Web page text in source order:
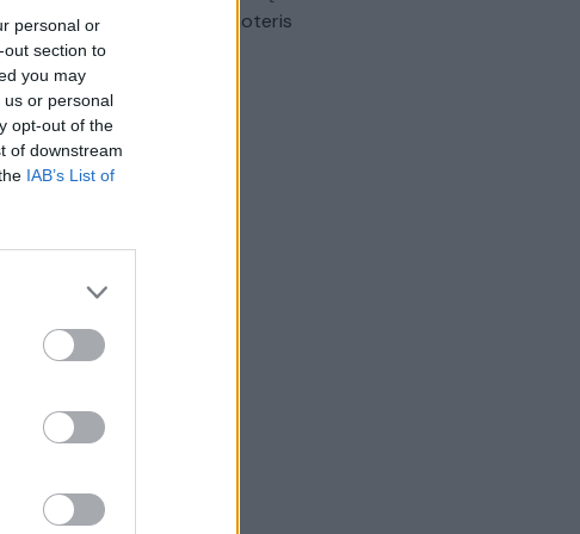
personal or
section to
you may
or personal
opt-out of the
of downstream
IAB’s List of
automobilis sužalojo dvi moteris
Žinios Lietuvos diena